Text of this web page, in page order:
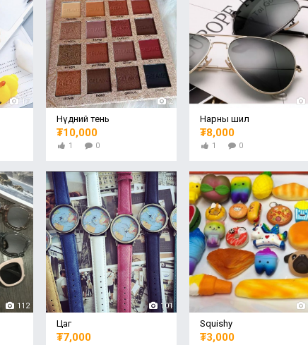
17 2
Нүдний тень
₮10,000
1 0
Нарны шил
₮8,000
1 0
112 101
Цаг
₮7,000
Squishy
₮3,000